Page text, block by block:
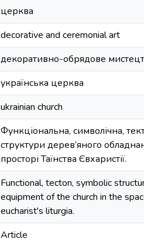
церква
decorative and ceremonial art
декоративно-обрядове
українська церква
ukrainian church
Функціональна, символічна,
структури дерев’яного
просторі Таїнства Євхаристії.
Functional, tecton, symbolic
equipment of the church in the
eucharist's liturgia.
Article